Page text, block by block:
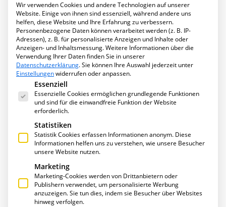
SCHLAGWORT:
CONTROLLING
THOMAS ANNIES ALS GASTDOZENT AN DER
Wir verwenden Cookies und andere Technologien auf unserer
Website. Einige von ihnen sind essenziell, während andere uns
helfen, diese Website und Ihre Erfahrung zu verbessern.
Personenbezogene Daten können verarbeitet werden (z. B. IP-
Adressen), z. B. für personalisierte Anzeigen und Inhalte oder
Anzeigen- und Inhaltsmessung.Weitere Informationen über die
Verwendung Ihrer Daten finden Sie in unserer
Datenschutzerklärung.Sie können Ihre Auswahl jederzeit unter
Einstellungenwiderrufen oder anpassen.
Es folgt eine Liste der Service-Gruppen, für die eine
Essenziell
Essenzielle Cookies ermöglichen grundlegende Funktionen
und sind für die einwandfreie Funktion der Website
erforderlich.
Statistiken
Statistik Cookies erfassen Informationen anonym. Diese
Informationen helfen uns zu verstehen, wie unsere Besucher
unsere Website nutzen.
Marketing
Marketing-Cookies werden von Drittanbietern oder
Publishern verwendet, um personalisierte Werbung
anzuzeigen. Sie tun dies, indem sie Besucher über Websites
hinweg verfolgen.